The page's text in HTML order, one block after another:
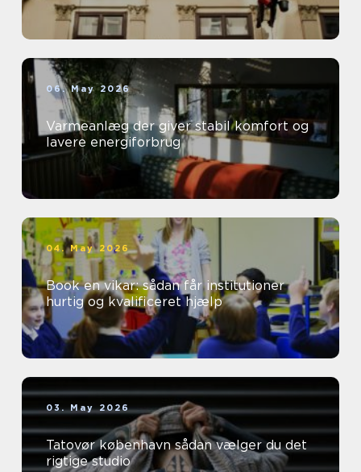
06. May 2026
Varmeanlæg der giver stabil komfort og
lavere energiforbrug
04. May 2026
Book en vikar: sådan får institutioner
hurtig og kvalificeret hjælp
03. May 2026
Tatovør københavn sådan vælger du det
rigtige studio